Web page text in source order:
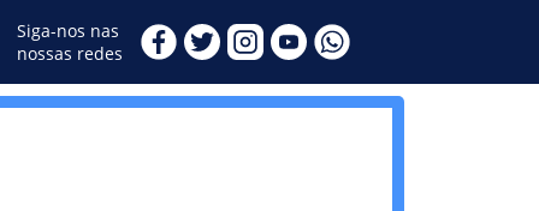
Siga-nos nas
nossas redes